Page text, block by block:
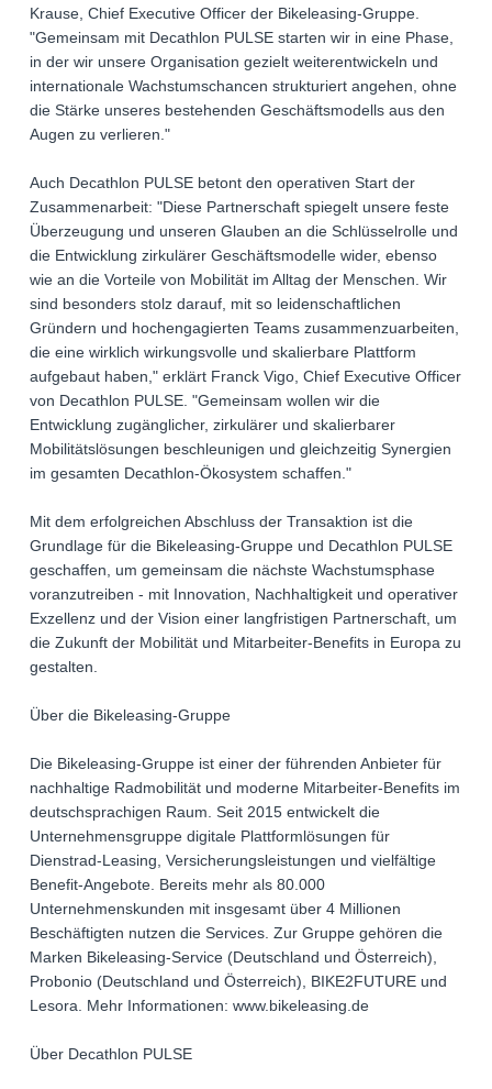
Krause, Chief Executive Officer der Bikeleasing-Gruppe.
"Gemeinsam mit Decathlon PULSE starten wir in eine Phase,
in der wir unsere Organisation gezielt weiterentwickeln und
internationale Wachstumschancen strukturiert angehen, ohne
die Stärke unseres bestehenden Geschäftsmodells aus den
Augen zu verlieren."
Auch Decathlon PULSE betont den operativen Start der
Zusammenarbeit: "Diese Partnerschaft spiegelt unsere feste
Überzeugung und unseren Glauben an die Schlüsselrolle und
die Entwicklung zirkulärer Geschäftsmodelle wider, ebenso
wie an die Vorteile von Mobilität im Alltag der Menschen. Wir
sind besonders stolz darauf, mit so leidenschaftlichen
Gründern und hochengagierten Teams zusammenzuarbeiten,
die eine wirklich wirkungsvolle und skalierbare Plattform
aufgebaut haben," erklärt Franck Vigo, Chief Executive Officer
von Decathlon PULSE. "Gemeinsam wollen wir die
Entwicklung zugänglicher, zirkulärer und skalierbarer
Mobilitätslösungen beschleunigen und gleichzeitig Synergien
im gesamten Decathlon-Ökosystem schaffen."
Mit dem erfolgreichen Abschluss der Transaktion ist die
Grundlage für die Bikeleasing-Gruppe und Decathlon PULSE
geschaffen, um gemeinsam die nächste Wachstumsphase
voranzutreiben - mit Innovation, Nachhaltigkeit und operativer
Exzellenz und der Vision einer langfristigen Partnerschaft, um
die Zukunft der Mobilität und Mitarbeiter-Benefits in Europa zu
gestalten.
Über die Bikeleasing-Gruppe
Die Bikeleasing-Gruppe ist einer der führenden Anbieter für
nachhaltige Radmobilität und moderne Mitarbeiter-Benefits im
deutschsprachigen Raum. Seit 2015 entwickelt die
Unternehmensgruppe digitale Plattformlösungen für
Dienstrad-Leasing, Versicherungsleistungen und vielfältige
Benefit-Angebote. Bereits mehr als 80.000
Unternehmenskunden mit insgesamt über 4 Millionen
Beschäftigten nutzen die Services. Zur Gruppe gehören die
Marken Bikeleasing-Service (Deutschland und Österreich),
Probonio (Deutschland und Österreich), BIKE2FUTURE und
Lesora. Mehr Informationen: www.bikeleasing.de
Über Decathlon PULSE